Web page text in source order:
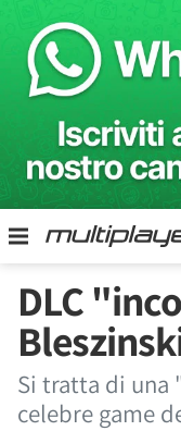
DLC
Si tratta di una
celebre game